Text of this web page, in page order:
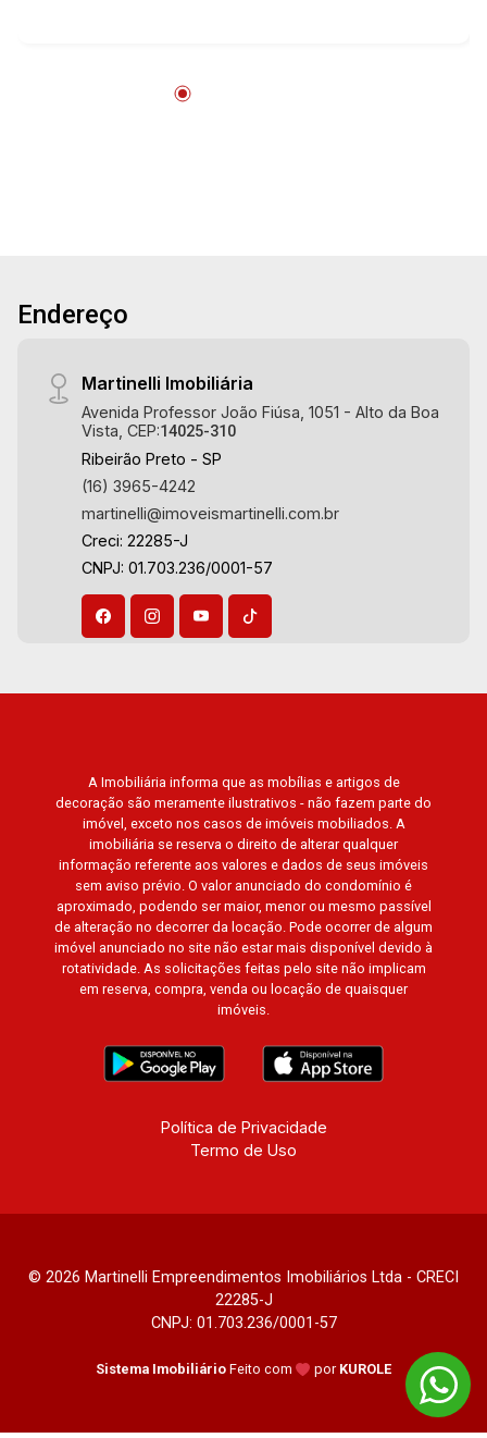
especialistas na venda e locação de
Hype, Grand Privilège, Grand Raya, Grand
Paysage, Praças do Sul, Uber Miró, Uber
Place des Vosges, L`Ermitage, Bella Vista,
Sunset Club, Amsterdam, Everest, Gran Matisse,
Van Der Rohe, Doppio Spazio, Triomphe, Solar
Del Rey, Jardim de Versailles, Cidade de
Sevilha, Solar das Aves, Giardino Solare,
Giardino Terrae, Província de Roma, Lumnesia,
Madison Square Garden, Verona, Barcelona,
Guaecá, Fiúsa One, Icon, Uber Gaudi, Matisse,
Promenade, Botanic Garden, Nova Aliança
Residence, Le Nôtre, Perspective, Domaine
de Lisboa, Cidade de Madrid, Cidade de Viena,
Cidade de Barcelona, Cidade de Zurique, L?
Essence, Magna Vista, British Columbia, Dijon,
Jardim de Luxemburgo, Exklusiv Golf, Exklusiv
Essenz, Mirante CondoClub, Hydeperk, Urban,
Stuttgart, Mondrian, Bahamas, Monte Sinai,
Pennsylvania, Villa Toscana, Sur Le Jardin,
Atlanta, Sapucaia, Van Gogh, Cenário, Parc Sul,
Alleanza D?Oro, Rodin, Candeias, Apiacás, Blend
Coliving, Una Caramuru, Quintessence, Liber
Condomínio Resort, Asas do Sul, Tapuias
Residencial, Manhattan, Lumiere, Civitas,
Cedro, Dinamarca, Portes du Soleil, Solo,
Cambuí, Philadelphia, Victória Hill, San Pierre,
Alto da Boa Vista | Ribeirão Preto
Endereço
Martinelli Imobiliária
Avenida Professor João Fiúsa, 1051 - Alto da Boa
Vista, CEP:14025-310
Ribeirão Preto - SP
(16) 3965-4242
martinelli@imoveismartinelli.com.br
Creci: 22285-J
CNPJ: 01.703.236/0001-57
A Imobiliária informa que as mobílias e artigos de
decoração são meramente ilustrativos - não fazem parte do
imóvel, exceto nos casos de imóveis mobiliados. A
imobiliária se reserva o direito de alterar qualquer
informação referente aos valores e dados de seus imóveis
sem aviso prévio. O valor anunciado do condomínio é
aproximado, podendo ser maior, menor ou mesmo passível
de alteração no decorrer da locação. Pode ocorrer de algum
imóvel anunciado no site não estar mais disponível devido à
rotatividade. As solicitações feitas pelo site não implicam
em reserva, compra, venda ou locação de quaisquer
imóveis.
Política de Privacidade
Termo de Uso
© 2026 Martinelli Empreendimentos Imobiliários Ltda - CRECI
22285-J
CNPJ: 01.703.236/0001-57
Sistema Imobiliário Feito com por KUROLE